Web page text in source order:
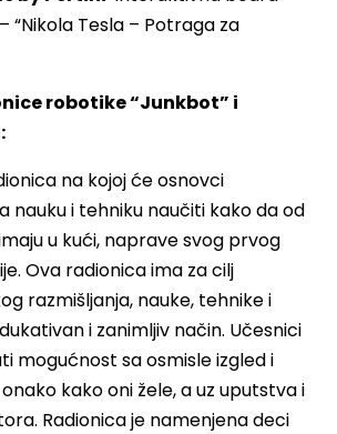
“Nikola Tesla – Potraga za
robotike “Junkbot” i
na kojoj će osnovci
nauku i tehniku naučiti kako da od
u kući, naprave svog prvog
Ova radionica ima za cilj
razmišljanja, nauke, tehnike i
i zanimljiv način. Učesnici
mogućnost sa osmisle izgled i
kako oni žele, a uz uputstva i
Radionica je namenjena deci